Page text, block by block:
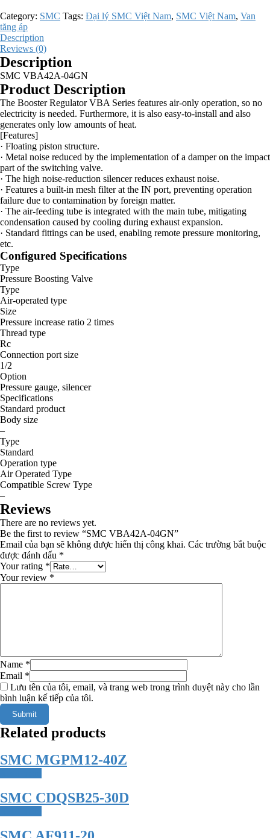
Category: SMC Tags: Đại lý SMC Việt Nam, SMC Việt Nam, Van
tăng áp
Description
Reviews (0)
Description
SMC VBA42A-04GN
Product Description
The Booster Regulator VBA Series features air-only operation, so no
electricity is needed. Furthermore, it is also easy-to-install and also
generates only low amounts of heat.
[Features]
· Floating piston structure.
· Metal noise reduced by the implementation of a damper on the impact
part of the switching valve.
· The high noise-reduction silencer reduces exhaust noise.
· Features a built-in mesh filter at the IN port, preventing operation
failure due to contamination by foreign matter.
· The air-feeding tube is integrated with the main tube, mitigating
condensation caused by cooling during exhaust expansion.
· Standard fittings can be used, enabling remote pressure monitoring,
etc.
Configured Specifications
Type
Pressure Boosting Valve
Type
Air-operated type
Size
Pressure increase ratio 2 times
Thread type
Rc
Connection port size
1/2
Option
Pressure gauge, silencer
Specifications
Standard product
Body size
–
Type
Standard
Operation type
Air Operated Type
Compatible Screw Type
–
Reviews
There are no reviews yet.
Be the first to review “SMC VBA42A-04GN”
Email của bạn sẽ không được hiển thị công khai. Các trường bắt buộc
được đánh dấu *
Your rating *
Your review *
Name *
Email *
Lưu tên của tôi, email, và trang web trong trình duyệt này cho lần
bình luận kế tiếp của tôi.
Related products
SMC MGPM12-40Z
SMC CDQSB25-30D